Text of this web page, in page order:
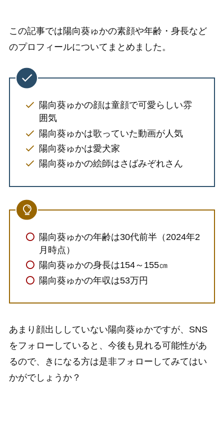
この記事では陽向葵ゅかの素顔や年齢・身長など
のプロフィールについてまとめました。
陽向葵ゅかの顔は童顔で可愛らしい雰
囲気
陽向葵ゅかは歌っていた動画が人気
陽向葵ゅかは愛犬家
陽向葵ゅかの絵師はさばみぞれさん
陽向葵ゅかの年齢は30代前半（2024年2
月時点）
陽向葵ゅかの身長は154～155㎝
陽向葵ゅかの年収は53万円
あまり顔出ししていない陽向葵ゅかですが、SNS
をフォローしていると、今後も見れる可能性があ
るので、きになる方は是非フォローしてみてはい
かがでしょうか？